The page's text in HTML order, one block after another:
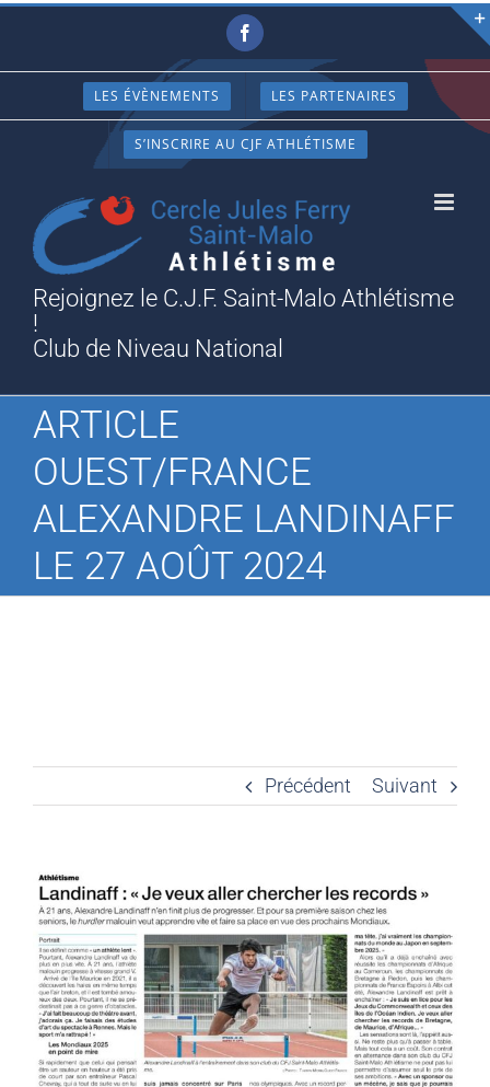
Passer
contenu
Facebook
LES ÉVÈNEMENTS LES PARTENAIRES
S’INSCRIRE AU CJF ATHLÉTISME
Rejoignez le C.J.F. Saint-Malo Athlétisme
!
Club de Niveau National
ARTICLE
OUEST/FRANCE
ALEXANDRE LANDINAFF
LE 27 AOÛT 2024
Précédent Suivant